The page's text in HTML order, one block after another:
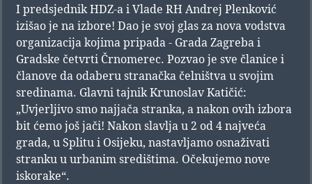
I predsjednik HDZ-a i Vlade RH Andrej Plenković
izišao je na izbore! Dao je svoj glas za nova vodstva
organizacija kojima pripada - Grada Zagreba i
Gradske četvrti Črnomerec. Pozvao je sve članice i
članove da odaberu stranačka čelništva u svojim
sredinama. Glavni tajnik Krunoslav Katičić:
„Uvjerljivo smo najjača stranka, a nakon ovih izbora
bit ćemo još jači! Nakon slavlja u 2 od 4 najveća
grada, u Splitu i Osijeku, nastavljamo osnaživati
stranku u urbanim središtima. Očekujemo nove
iskorake“.